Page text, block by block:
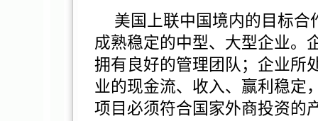
美国上联中国境内的目标
成熟稳定的中型、大型企业。
拥有良好的管理团队；企业所
业的现金流、收入、赢利稳定
项目必须符合国家外商投资的